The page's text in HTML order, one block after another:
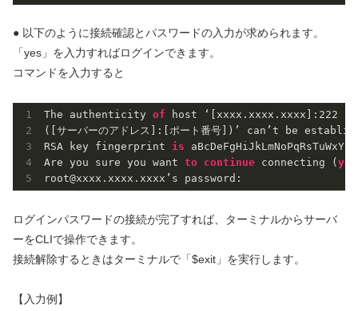
● 以下のように接続確認とパスワードの入力が求められます。
「yes」を入力すればログインできます。
コマンドを入力すると
The authenticity of host ‘[xxxx.xxxx.xxxx]: 222
([サーバーのアドレス]:[ポート番号])’ can’t be
RSA key fingerprint is aBcDeFgHiJkLmNoPqRsTuWxYz.
Are you sure you want to continue connecting ( yes
root@xxxx.xxxx.xxxx’s password:
ログインパスワードの接続が完了すれば、ターミナルからサーバ
ーをCLIで操作できます。
接続解除するときはターミナルで「$exit」を実行します。
【入力例】